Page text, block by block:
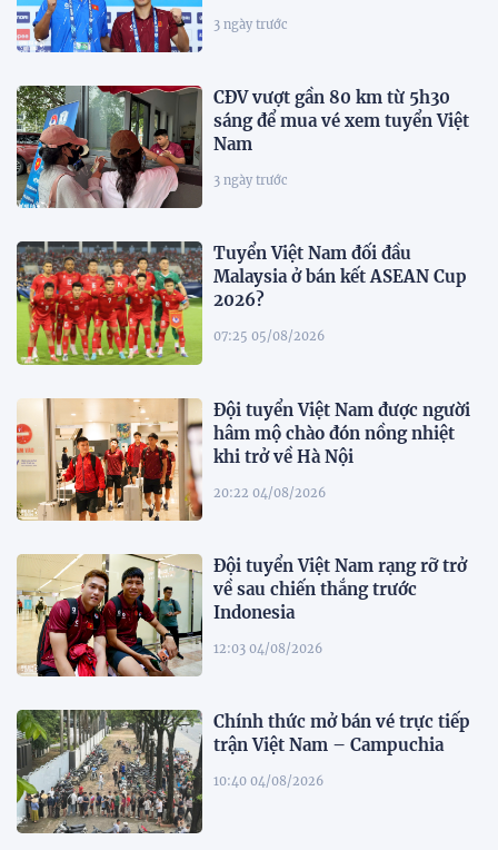
3 ngày trước
CĐV vượt gần 80 km từ 5h30
sáng để mua vé xem tuyển Việt
Nam
3 ngày trước
Tuyển Việt Nam đối đầu
Malaysia ở bán kết ASEAN Cup
2026?
07:25 05/08/2026
Đội tuyển Việt Nam được người
hâm mộ chào đón nồng nhiệt
khi trở về Hà Nội
20:22 04/08/2026
Đội tuyển Việt Nam rạng rỡ trở
về sau chiến thắng trước
Indonesia
12:03 04/08/2026
Chính thức mở bán vé trực tiếp
trận Việt Nam – Campuchia
10:40 04/08/2026